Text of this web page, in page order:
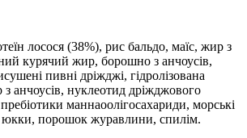
лосося (38%), рис бальдо, маїс, жир з
курячий жир, борошно з анчоусів,
пивні дріжджі, гідролізована
анчоусів, нуклеотид дріжджового
маннаоолігосахариди, морські
юкки, порошок журавлини, спилім.